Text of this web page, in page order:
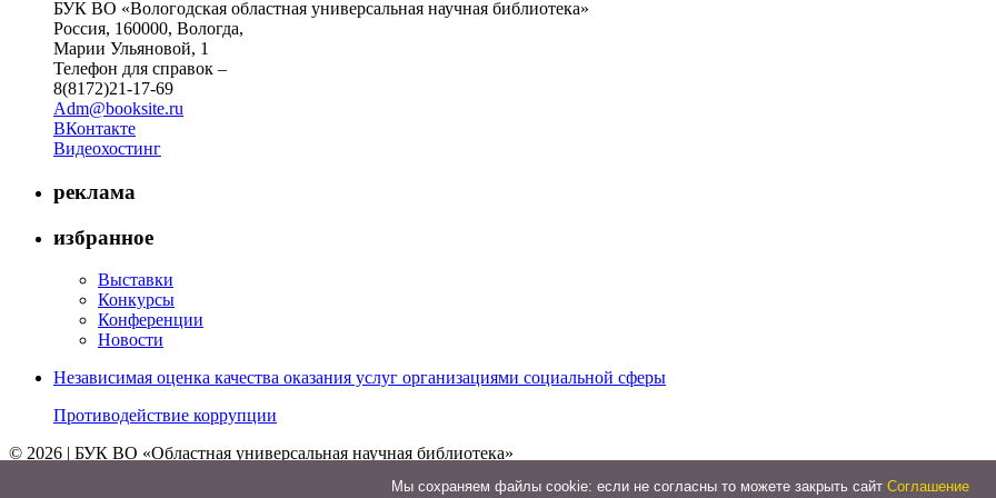
БУК ВО «Вологодская областная универсальная научная библиотека»
Россия, 160000, Вологда,
Марии Ульяновой, 1
Телефон для справок –
8(8172)21-17-69
Adm@booksite.ru
ВКонтакте
Видеохостинг
реклама
избранное
Выставки
Конкурсы
Конференции
Новости
Независимая оценка качества оказания услуг организациями социальной сферы
Противодействие коррупции
© 2026 | БУК ВО «Областная универсальная научная библиотека»
Мы cохраняем файлы cookie: если не согласны то можете закрыть сайт Соглашение